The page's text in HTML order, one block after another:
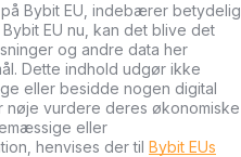
Bybit EU, indebærer betydelig
EU nu, kan det blive det
og andre data her
Dette indhold udgør ikke
eller besidde nogen digital
nøje vurdere deres økonomiske
eller
henvises der til Bybit EUs